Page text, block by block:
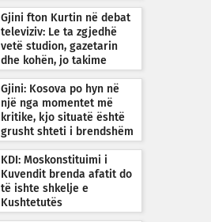
Gjini fton Kurtin në debat
televiziv: Le ta zgjedhë
vetë studion, gazetarin
dhe kohën, jo takime
Gjini: Kosova po hyn në
një nga momentet më
kritike, kjo situatë është
grusht shteti i brendshëm
KDI: Moskonstituimi i
Kuvendit brenda afatit do
të ishte shkelje e
Kushtetutës